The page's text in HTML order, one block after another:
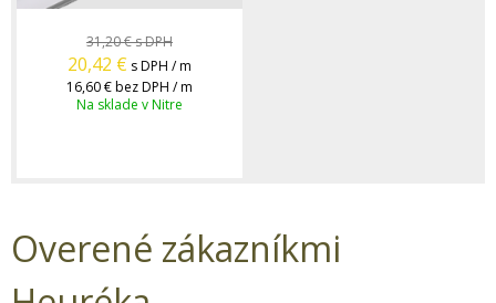
31,20 €s DPH
20,42 € s DPH / m
16,60 €bez DPH / m
Na sklade v Nitre
Overené zákazníkmi